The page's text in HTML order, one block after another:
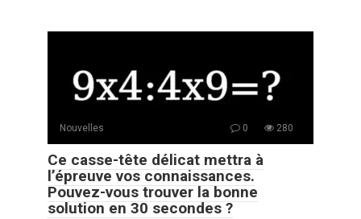
Nouvelles 0 280
Ce casse-tête délicat mettra à
l’épreuve vos connaissances.
Pouvez-vous trouver la bonne
solution en 30 secondes ?